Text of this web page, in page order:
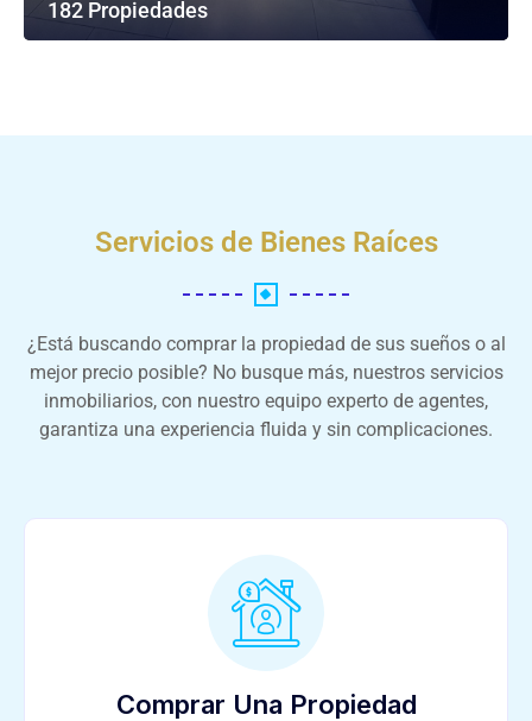
182 Propiedades
Servicios de Bienes Raíces
¿Está buscando comprar la propiedad de sus sueños o al
mejor precio posible? No busque más, nuestros servicios
inmobiliarios, con nuestro equipo experto de agentes,
garantiza una experiencia fluida y sin complicaciones.
Comprar Una Propiedad